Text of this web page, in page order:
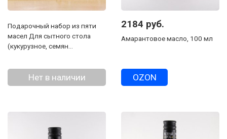
Подарочный набор из пяти
масел Для сытного стола
(кукурузное, семян
Нет в наличии
2184 руб.
Амарантовое масло, 100 мл
OZON